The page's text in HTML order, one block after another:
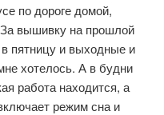
по дороге домой,
вышивку на прошлой
пятницу и выходные и
хотелось. А в будни
работа находится, а
режим сна и